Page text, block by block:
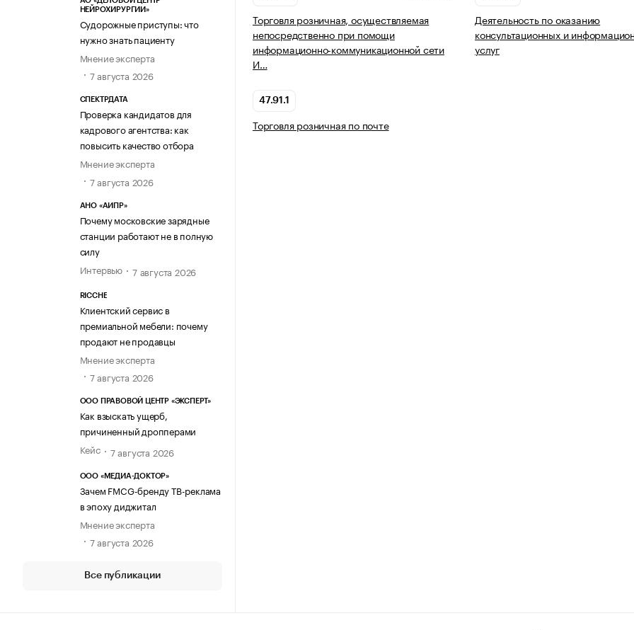
НЕЙРОХИРУРГИИ»
Судорожные приступы: что
нужно знать пациенту
Мнение эксперта
7 августа 2026
СПЕКТРДАТА
Проверка кандидатов для
кадрового агентства: как
повысить качество отбора
Мнение эксперта
7 августа 2026
АНО «АИПР»
Почему московские зарядные
станции работают не в полную
силу
Интервью
7 августа 2026
RICCHE
Клиентский сервис в
премиальной мебели: почему
продают не продавцы
Мнение эксперта
7 августа 2026
ООО ПРАВОВОЙ ЦЕНТР «ЭКСПЕРТ»
Как взыскать ущерб,
причиненный дропперами
Кейс
7 августа 2026
ООО «МЕДИА-ДОКТОР»
Зачем FMCG-бренду ТВ-реклама
в эпоху диджитал
Мнение эксперта
7 августа 2026
Все публикации
Торговля розничная, осуществляемая
непосредственно при помощи
информационно-коммуникационной сети
И…
Деятельность по оказанию
консультационных и
услуг
47.91.1
Торговля розничная по почте